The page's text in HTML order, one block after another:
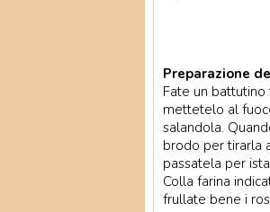
Preparazione
Fate un
mettetelo al
salandola.
brodo per tirarla
passatela per
Colla farina
frullate bene i